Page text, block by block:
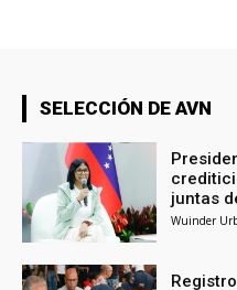
SELECCIÓN DE AVN
juntas
Wuinder